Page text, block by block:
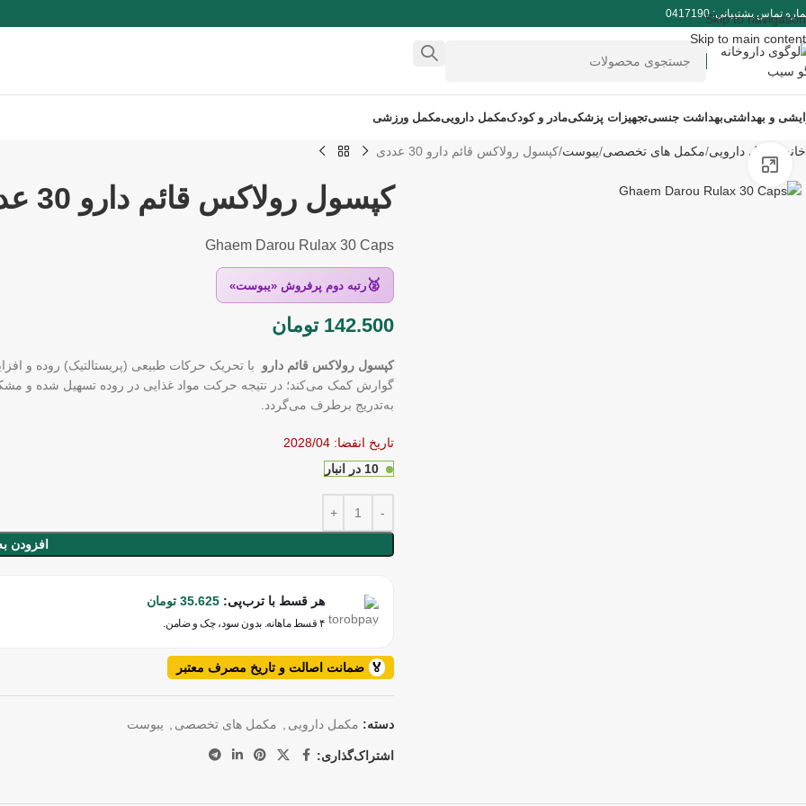
Skip to navigation
Skip to main content
تماس پشتیبانی: 0417190
و بهداشتیبهداشت جنسیتجهیزات پزشکیمادر و کودکمکمل داروییمکمل ورزشی
خانه مکمل دارویی مکمل های تخصصی یبوست کپسول رولاکس قائم دارو 30 عددی
کپسول رولاکس قائم دارو 30 عددی
Ghaem Darou Rulax 30 Caps
🥈 رتبه دوم پرفروش «یبوست»
142.500 تومان
کپسول رولاکس قائم دارو
با تحریک حرکات طبیعی (پریستالتیک) روده و
گوارش کمک می‌کند؛ در نتیجه حرکت مواد غذایی در روده تسهیل شده و
به‌تدریج برطرف می‌گردد.
تاریخ انقضا: 2028/04
10 در انبار
افزودن
هر قسط با ترب‌پی: 35.625 تومان
۴ قسط ماهانه. بدون سود، چک و ضامن.
🏅 ضمانت اصالت و تاریخ مصرف معتبر
دسته: مکمل دارویی مکمل های تخصصی یبوست
اشتراک‌گذاری: